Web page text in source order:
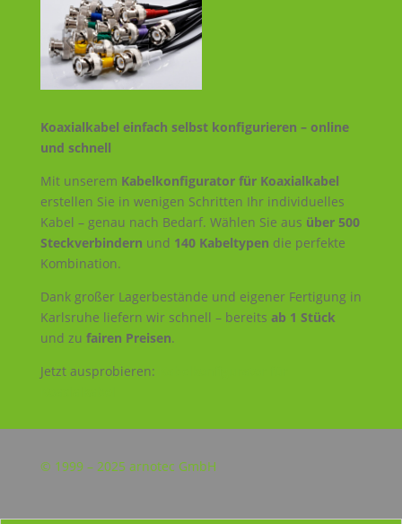
Koaxialkabel einfach selbst konfigurieren – online
und schnell
Mit unserem Kabelkonfigurator für Koaxialkabel
erstellen Sie in wenigen Schritten Ihr individuelles
Kabel – genau nach Bedarf. Wählen Sie aus über 500
Steckverbindern und 140 Kabeltypen die perfekte
Kombination.
Dank großer Lagerbestände und eigener Fertigung in
Karlsruhe liefern wir schnell – bereits ab 1 Stück
und zu fairen Preisen.
Jetzt ausprobieren:
© 1999 – 2025 arnotec GmbH